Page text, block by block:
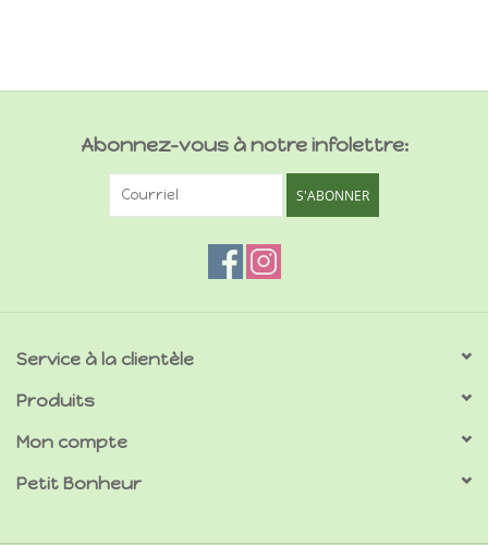
Abonnez-vous à notre infolettre:
S'ABONNER
Service à la clientèle
Produits
Mon compte
Petit Bonheur